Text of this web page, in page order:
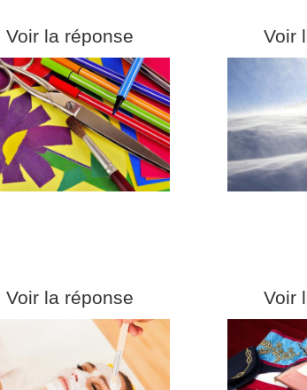
Voir la réponse Voir
Voir la réponse Voir